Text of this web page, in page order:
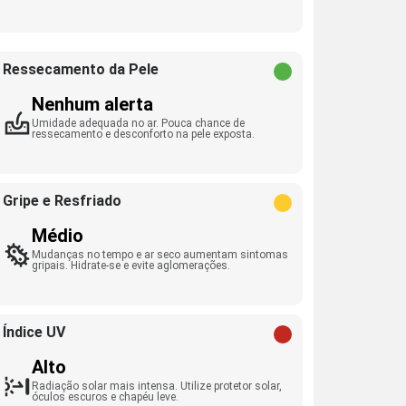
Ressecamento da Pele
Nenhum alerta
Umidade adequada no ar. Pouca chance de
ressecamento e desconforto na pele exposta.
Gripe e Resfriado
Médio
Mudanças no tempo e ar seco aumentam sintomas
gripais. Hidrate-se e evite aglomerações.
Índice UV
Alto
Radiação solar mais intensa. Utilize protetor solar,
óculos escuros e chapéu leve.